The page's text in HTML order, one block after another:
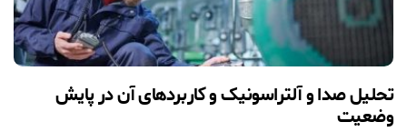
تحلیل صدا و آلتراسونیک و کاربردهای آن در پایش
وضعیت